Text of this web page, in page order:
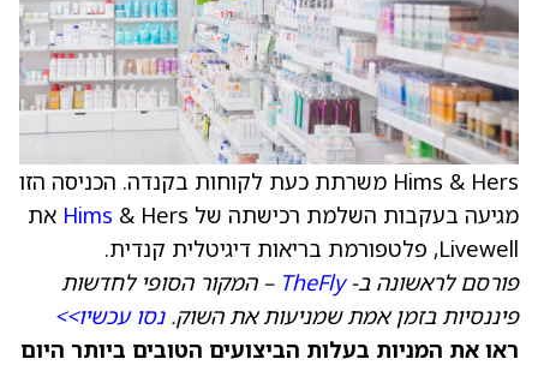
Hims & Hers משרתת כעת לקוחות בקנדה. הכניסה הזו
מגיעה בעקבות השלמת רכישתה של
Hims & Hers את
Livewell, פלטפורמת בריאות דיגיטלית קנדית.
פורסם לראשונה ב-TheFly – המקור הסופי לחדשות
פיננסיות בזמן אמת שמניעות את השוק.נסו עכשיו>>
ראו את המניות בעלות הביצועים הטובים ביותר היום